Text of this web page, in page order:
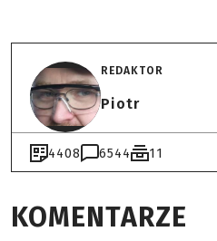
REDAKTOR
Piotr
4408 6544 11
KOMENTARZE